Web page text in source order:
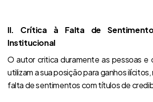
II. Crítica à Falta de
Institucional
O autor critica duramente as pessoas e
utilizam a sua posição para ganhos
falta de sentimentos com títulos de